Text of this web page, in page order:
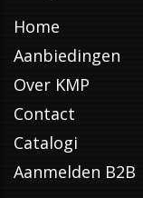
Home
Aanbiedingen
Over KMP
Contact
Catalogi
Aanmelden B2B